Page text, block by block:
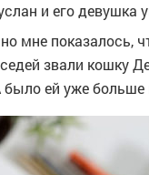
и его девушка
мне показалось,
звали кошку
было ей уже